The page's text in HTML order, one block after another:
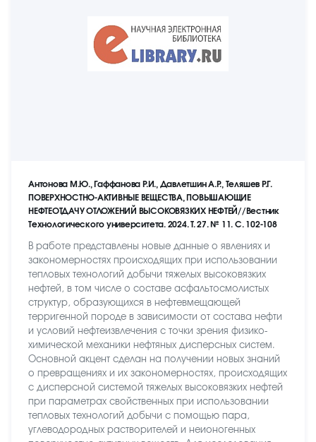
Антонова М.Ю., Гаффанова Р.И., Давлетшин А.Р., Теляшев Р.Г.
ПОВЕРХНОСТНО-АКТИВНЫЕ ВЕЩЕСТВА, ПОВЫШАЮЩИЕ
НЕФТЕОТДАЧУ ОТЛОЖЕНИЙ ВЫСОКОВЯЗКИХ НЕФТЕЙ//Вестник
Технологического университета. 2024. Т. 27. № 11. С. 102-108
В работе представлены новые данные о явлениях и
закономерностях происходящих при использовании
тепловых технологий добычи тяжелых высоковязких
нефтей, в том числе о составе асфальтосмолистых
структур, образующихся в нефтевмещающей
терригенной породе в зависимости от состава нефти
и условий нефтеизвлечения с точки зрения физико-
химической механики нефтяных дисперсных систем.
Основной акцент сделан на получении новых знаний
о превращениях и их закономерностях, происходящих
с дисперсной системой тяжелых высоковязких нефтей
при параметрах свойственных при использовании
тепловых технологий добычи с помощью пара,
углеводородных растворителей и неионогенных